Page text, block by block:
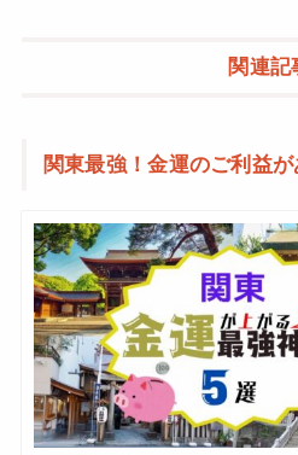
関連記
関東最強！金運のご利益